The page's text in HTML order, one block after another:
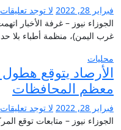
فبراير 28, 2022
لا توجد تعليقات
الجوزاء نيوز – غرفة الأخبار اتهمت السلطة المحلية بمحافظة حجة (شمالي
غرب اليمن)، منظمة أطباء بلا
محليات
الأرصاد يتوقع
معظم المحافظات
فبراير 28, 2022
لا توجد تعليقات
الجوزاء نيوز – متابعات توقع المركز الوطني للأرصاد الجوية هطول أمطار